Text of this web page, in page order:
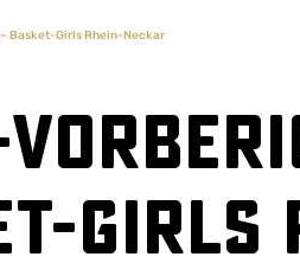
Basket-Girls Rhein-Neckar
Girls